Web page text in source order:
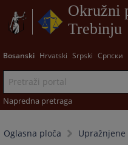
Okružni
Trebinju
Bosanski Hrvatski Srpski Српски
Napredna pretraga
Oglasna ploča Upražnjene